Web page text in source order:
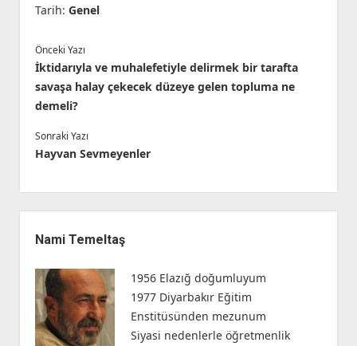
Tarih: Genel
Önceki Yazı
İktidarıyla ve muhalefetiyle delirmek bir tarafta
savaşa halay çekecek düzeye gelen topluma ne
demeli?
Sonraki Yazı
Hayvan Sevmeyenler
Menü
Nami Temeltaş
1956 Elazığ doğumluyum
1977 Diyarbakır Eğitim
Enstitüsünden mezunum
Siyasi nedenlerle öğretmenlik